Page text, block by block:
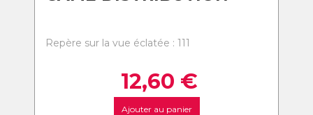
Repère sur la vue éclatée : 111
12,60 €
Ajouter au panier